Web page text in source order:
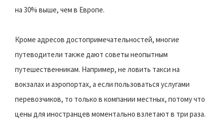
на 30% выше, чем в Европе.
Кроме адресов достопримечательностей, многие
путеводители также дают советы неопытным
путешественникам. Например, не ловить такси на
вокзалах и аэропортах, а если пользоваться услугами
перевозчиков, то только в компании местных, потому что
цены для иностранцев моментально взлетают в три раза.